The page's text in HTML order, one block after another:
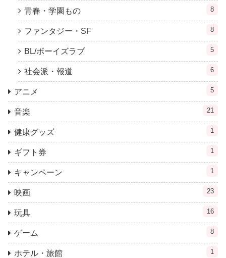
青春・学園もの 8
ファンタジー・SF 8
BL/ボーイズラブ 5
社会派・報道 6
アニメ 5
音楽 21
健康グッズ 1
ギフト券 1
キャンペーン 1
映画 23
玩具 16
ゲーム 8
ホテル・旅館 1